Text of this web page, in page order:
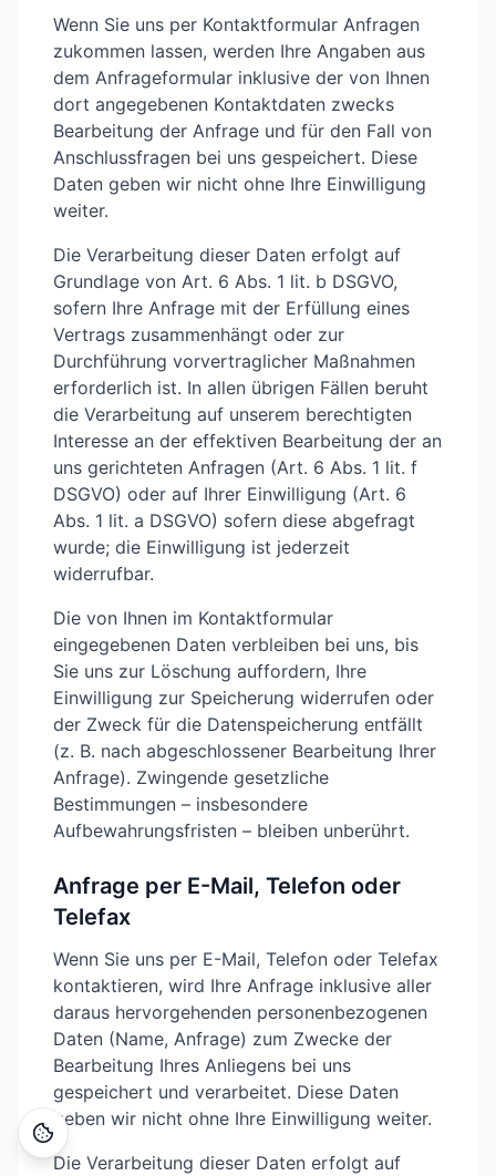
Wenn Sie uns per Kontaktformular Anfragen
zukommen lassen, werden Ihre Angaben aus
dem Anfrageformular inklusive der von Ihnen
dort angegebenen Kontaktdaten zwecks
Bearbeitung der Anfrage und für den Fall von
Anschlussfragen bei uns gespeichert. Diese
Daten geben wir nicht ohne Ihre Einwilligung
weiter.
Die Verarbeitung dieser Daten erfolgt auf
Grundlage von Art. 6 Abs. 1 lit. b DSGVO,
sofern Ihre Anfrage mit der Erfüllung eines
Vertrags zusammenhängt oder zur
Durchführung vorvertraglicher Maßnahmen
erforderlich ist. In allen übrigen Fällen beruht
die Verarbeitung auf unserem berechtigten
Interesse an der effektiven Bearbeitung der an
uns gerichteten Anfragen (Art. 6 Abs. 1 lit. f
DSGVO) oder auf Ihrer Einwilligung (Art. 6
Abs. 1 lit. a DSGVO) sofern diese abgefragt
wurde; die Einwilligung ist jederzeit
widerrufbar.
Die von Ihnen im Kontaktformular
eingegebenen Daten verbleiben bei uns, bis
Sie uns zur Löschung auffordern, Ihre
Einwilligung zur Speicherung widerrufen oder
der Zweck für die Datenspeicherung entfällt
(z. B. nach abgeschlossener Bearbeitung Ihrer
Anfrage). Zwingende gesetzliche
Bestimmungen – insbesondere
Aufbewahrungsfristen – bleiben unberührt.
Anfrage per E-Mail, Telefon oder
Telefax
Wenn Sie uns per E-Mail, Telefon oder Telefax
kontaktieren, wird Ihre Anfrage inklusive aller
daraus hervorgehenden personenbezogenen
Daten (Name, Anfrage) zum Zwecke der
Bearbeitung Ihres Anliegens bei uns
gespeichert und verarbeitet. Diese Daten
geben wir nicht ohne Ihre Einwilligung weiter.
Die Verarbeitung dieser Daten erfolgt auf